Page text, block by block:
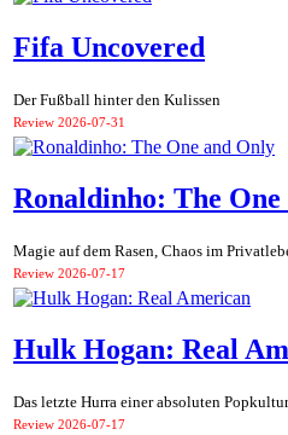
Fifa Uncovered
Der Fußball hinter den Kulissen
Review 2026-07-31
Ronaldinho: The
Magie auf dem Rasen, Chaos im
Review 2026-07-17
Hulk Hogan: Real
Das letzte Hurra einer absoluten
Review 2026-07-17